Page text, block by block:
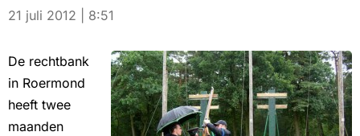
21 juli 2012 | 8:51
De rechtbank
in Roermond
heeft twee
maanden